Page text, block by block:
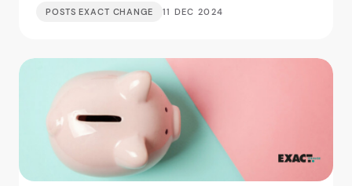
POSTS EXACT CHANGE 11 DEC 2024